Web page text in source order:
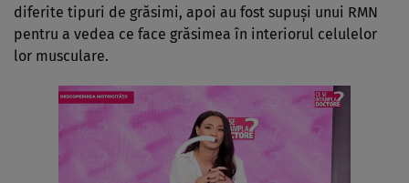
diferite tipuri de grăsimi, apoi au fost supuși unui RMN
pentru a vedea ce face grăsimea în interiorul celulelor
lor musculare.